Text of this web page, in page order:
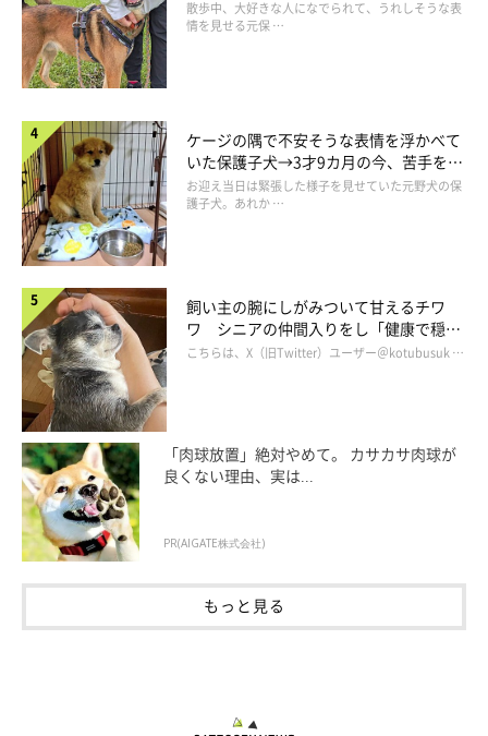
抱っこをおねだりしている様子のグミちゃん
@itita_itita
飼い主さん曰く、グミちゃんは優しくてやんちゃな性格なのだそ
うです。
飼い主さん：
「うちの子どもにちょっかいを出されてもお姉ちゃんらしく我慢
したりしています。お散歩の時間になるとパグらしからぬ遠吠え
表情にほっこり
散歩中、大好きな人になでられて、うれしそうな表
情を見せる元保 …
ケージの隅で不安そうな表情を浮かべて
いた保護子犬→3才9カ月の今、苦手を克
服し頼もしいコに成長！
お迎え当日は緊張した様子を見せていた元野犬の保
護子犬。あれか …
飼い主の腕にしがみついて甘えるチワ
ワ シニアの仲間入りをし「健康で穏や
かな暮らしが続いてほしい」と願う
こちらは、X（旧Twitter）ユーザー＠kotubusuk …
「肉球放置」絶対やめて。 カサカサ肉球が
良くない理由、実は...
PR(AIGATE株式会社)
もっと見る